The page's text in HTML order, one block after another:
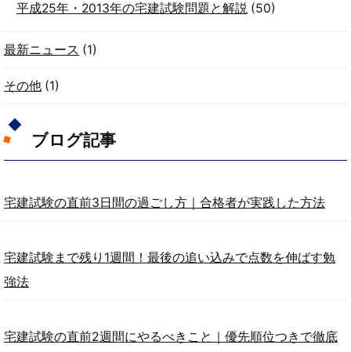
平成25年・2013年の宅建試験問題と解説(50)
最新ニュース (1)
その他 (1)
ブログ記事
宅建試験の直前3日間の過ごし方｜合格者が実践した方法
宅建試験まで残り1週間！最後の追い込みで点数を伸ばす勉
強法
宅建試験の直前2週間にやるべきこと｜優先順位つきで徹底